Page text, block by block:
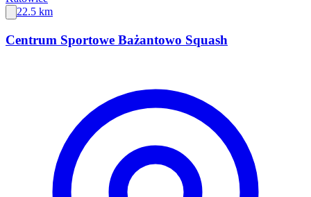
22.5 km
Centrum Sportowe Bażantowo Squash